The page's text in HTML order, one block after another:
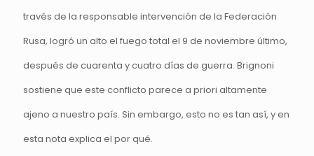
través de la responsable intervención de la Federación
Rusa, logró un alto el fuego total el 9 de noviembre último,
después de cuarenta y cuatro días de guerra. Brignoni
sostiene que este conflicto parece a priori altamente
ajeno a nuestro país. Sin embargo, esto no es tan así, y en
esta nota explica el por qué.